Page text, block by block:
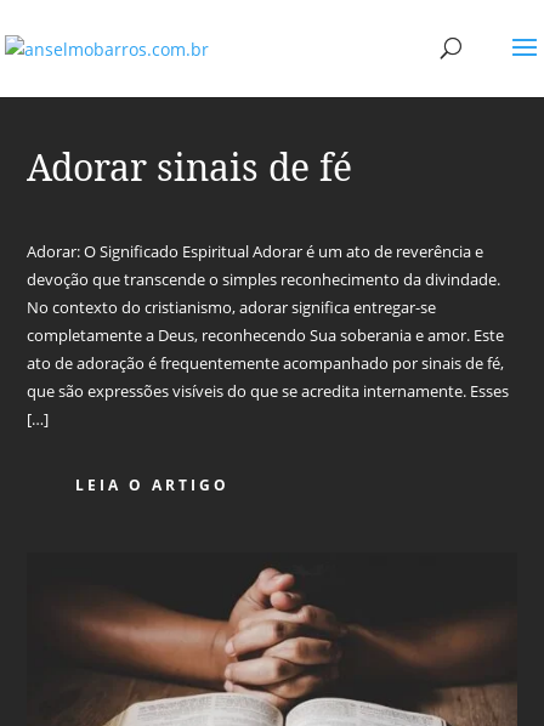
Adorar sinais de fé
Adorar: O Significado Espiritual Adorar é um ato de reverência e
devoção que transcende o simples reconhecimento da divindade.
No contexto do cristianismo, adorar significa entregar-se
completamente a Deus, reconhecendo Sua soberania e amor. Este
ato de adoração é frequentemente acompanhado por sinais de fé,
que são expressões visíveis do que se acredita internamente. Esses
[…]
LEIA O ARTIGO